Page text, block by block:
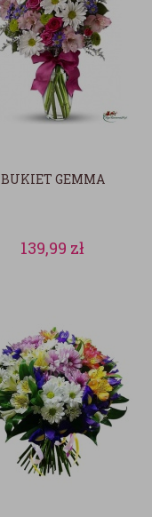
BUKIET GEMMA
139,99 zł